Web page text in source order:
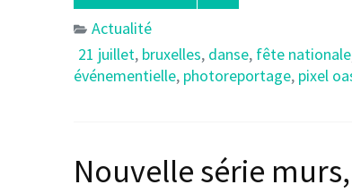
Actualité
21 juillet, bruxelles, danse, fête nationale
événementielle, photoreportage, pixel
Nouvelle série